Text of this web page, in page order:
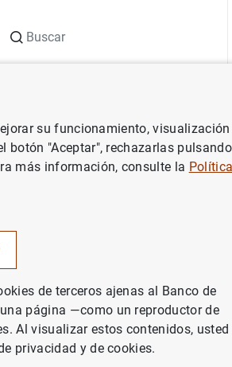
Europeo Estado financiero consolidado
su funcionamiento, visualización
botón "Aceptar", rechazarlas pulsando
más información, consulte la Política
de terceros ajenas al Banco de
página —como un reproductor de
Al visualizar estos contenidos, usted
privacidad y de cookies.